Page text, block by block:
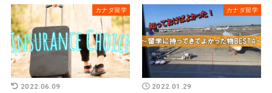
カナダ留学
2022.06.09
カナダ留学
2022.01.29